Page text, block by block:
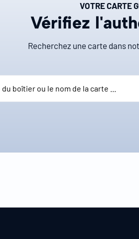
VOTRE CARTE
Vérifiez
Recherchez une carte dans